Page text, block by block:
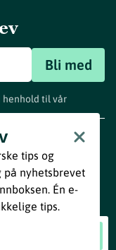
Bli med
henhold til vår
tips og
på nyhetsbrevet
Én e-
tips.